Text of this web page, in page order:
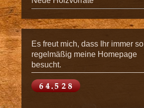
Es freut mich, dass Ihr immer so
regelmäßig meine Homepage
besucht.